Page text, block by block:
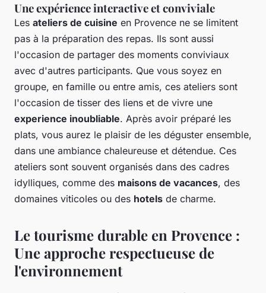
Une expérience interactive et conviviale
Les ateliers de cuisine en Provence ne se limitent
pas à la préparation des repas. Ils sont aussi
l'occasion de partager des moments conviviaux
avec d'autres participants. Que vous soyez en
groupe, en famille ou entre amis, ces ateliers sont
l'occasion de tisser des liens et de vivre une
experience inoubliable. Après avoir préparé les
plats, vous aurez le plaisir de les déguster ensemble,
dans une ambiance chaleureuse et détendue. Ces
ateliers sont souvent organisés dans des cadres
idylliques, comme des maisons de vacances, des
domaines viticoles ou des hotels de charme.
Le tourisme durable en Provence :
Une approche respectueuse de
l'environnement